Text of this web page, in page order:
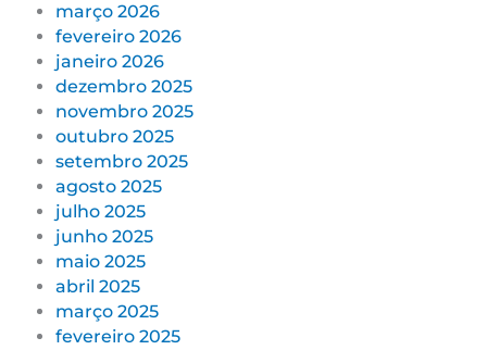
março 2026
fevereiro 2026
janeiro 2026
dezembro 2025
novembro 2025
outubro 2025
setembro 2025
agosto 2025
julho 2025
junho 2025
maio 2025
abril 2025
março 2025
fevereiro 2025